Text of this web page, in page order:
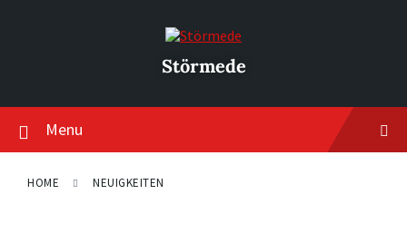
Störmede
Menu
HOME NEUIGKEITEN